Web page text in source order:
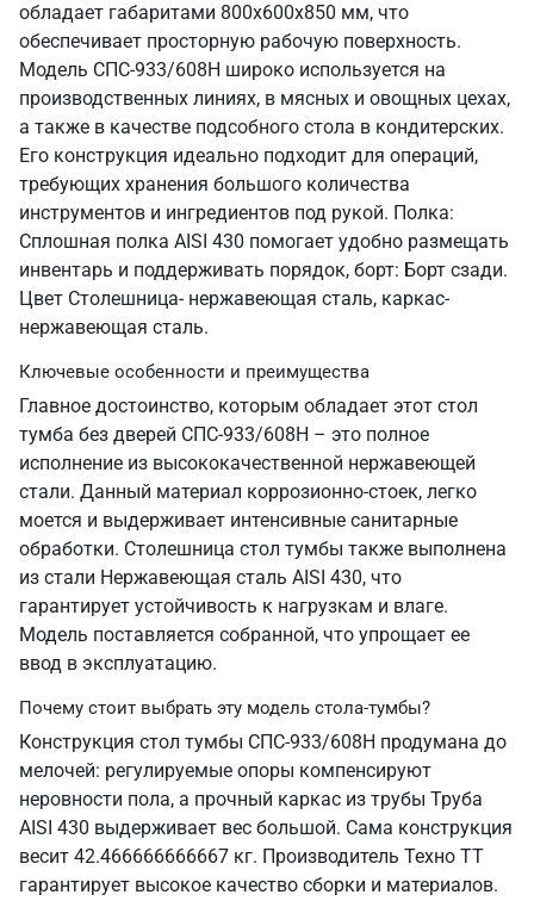
обладает габаритами 800х600х850 мм, что
обеспечивает просторную рабочую поверхность.
Модель СПС-933/608Н широко используется на
производственных линиях, в мясных и овощных цехах,
а также в качестве подсобного стола в кондитерских.
Его конструкция идеально подходит для операций,
требующих хранения большого количества
инструментов и ингредиентов под рукой. Полка:
Сплошная полка AISI 430 помогает удобно размещать
инвентарь и поддерживать порядок, борт: Борт сзади.
Цвет Столешница- нержавеющая сталь, каркас-
нержавеющая сталь.
Ключевые особенности и преимущества
Главное достоинство, которым обладает этот стол
тумба без дверей СПС-933/608Н – это полное
исполнение из высококачественной нержавеющей
стали. Данный материал коррозионно-стоек, легко
моется и выдерживает интенсивные санитарные
обработки. Столешница стол тумбы также выполнена
из стали Нержавеющая сталь AISI 430, что
гарантирует устойчивость к нагрузкам и влаге.
Модель поставляется собранной, что упрощает ее
ввод в эксплуатацию.
Почему стоит выбрать эту модель стола-тумбы?
Конструкция стол тумбы СПС-933/608Н продумана до
мелочей: регулируемые опоры компенсируют
неровности пола, а прочный каркас из трубы Труба
AISI 430 выдерживает вес большой. Сама конструкция
весит 42.466666666667 кг. Производитель Техно ТТ
гарантирует высокое качество сборки и материалов.